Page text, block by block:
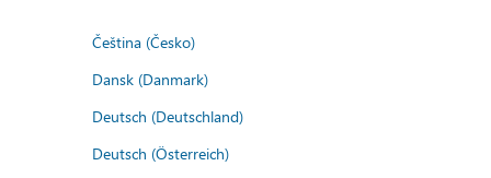
Čeština (Česko)
Dansk (Danmark)
Deutsch (Deutschland)
Deutsch (Österreich)